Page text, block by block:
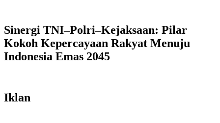
Sinergi TNI–Polri–Kejaksaan: Pilar
Kokoh Kepercayaan Rakyat Menuju
Indonesia Emas 2045
Iklan